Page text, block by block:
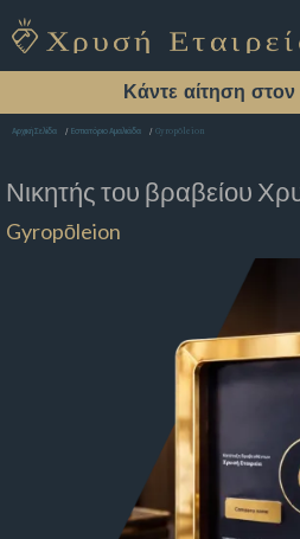
Κάντε αίτηση
Αρχική Σελίδα Εστιατόριο Αμαλιάδα Gyropōleion
Νικητής του βραβείου
Gyropōleion